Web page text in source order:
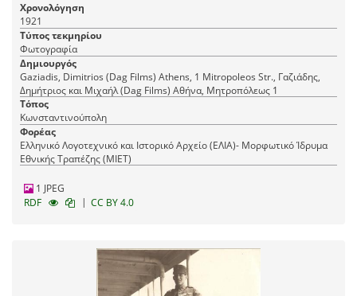
Χρονολόγηση
1921
Τύπος τεκμηρίου
Φωτογραφία
Δημιουργός
Gaziadis, Dimitrios (Dag Films) Athens, 1 Mitropoleos Str., Γαζιάδης,
Δημήτριος και Μιχαήλ (Dag Films) Αθήνα, Mητροπόλεως 1
Τόπος
Κωνσταντινούπολη
Φορέας
Ελληνικό Λογοτεχνικό και Ιστορικό Αρχείο (ΕΛΙΑ)- Μορφωτικό Ίδρυμα
Εθνικής Τραπέζης (ΜΙΕΤ)
1 JPEG
RDF
| CC BY 4.0